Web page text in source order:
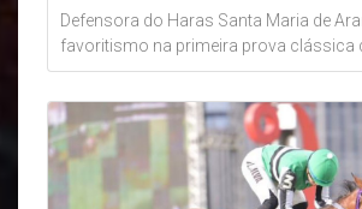
Defensora do Haras Santa Maria de
favoritismo na primeira prova clássica